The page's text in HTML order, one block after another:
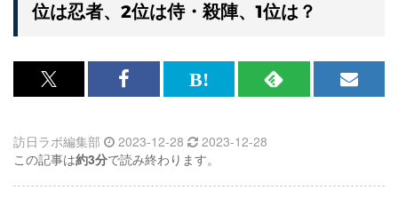
位は忍者、2位は侍・殺陣、1位は？
x<br>
記
事
Facebook<br>
記
事
は
な
ブ
RSS
メ
訪日ラボ編集部 2023-12-28
2023-12-28
この記事は約3分で読み終わります。